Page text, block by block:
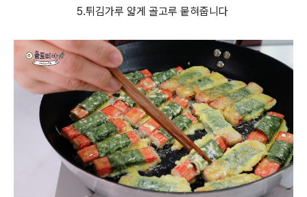
5.튀김가루 얇게 골고루 뭍혀줍니다